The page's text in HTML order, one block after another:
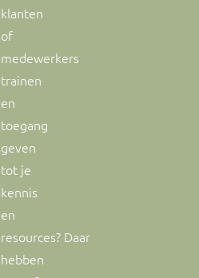
klanten
of
medewerkers
trainen
en
toegang
geven
tot je
kennis
en
resources? Daar
hebben